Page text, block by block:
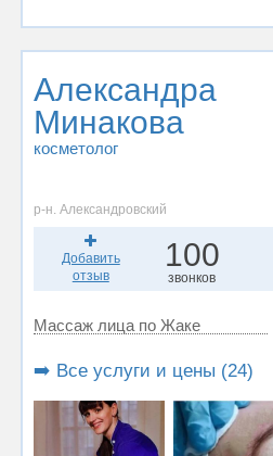
Александра
Минакова
косметолог
р-н. Александровский
Добавить
отзыв
100
звонков
Массаж лица по Жаке
➡️ Все услуги и цены (24)